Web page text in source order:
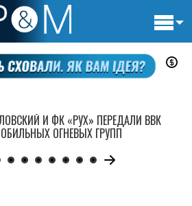
И ФК «РУХ» ПЕРЕДАЛИ ВВК
ОГНЕВЫХ ГРУПП